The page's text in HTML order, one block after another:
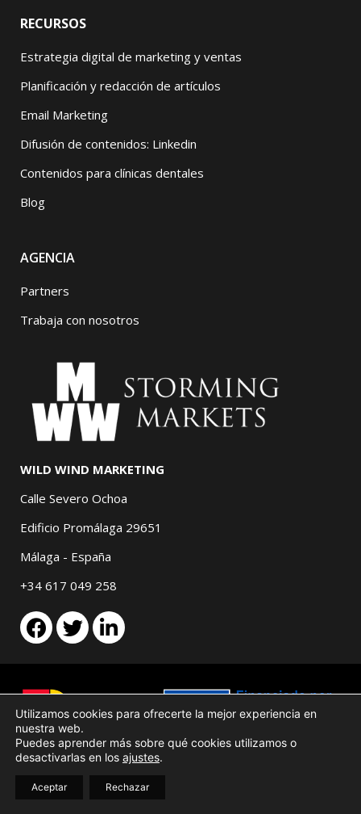
RECURSOS
Estrategia digital de marketing y ventas
Planificación y redacción de artículos
Email Marketing
Difusión de contenidos: Linkedin
Contenidos para clínicas dentales
Blog
AGENCIA
Partners
Trabaja con nosotros
WILD WIND MARKETING
Calle Severo Ochoa
Edificio Promálaga 29651
Málaga - España
+34 617 049 258
Aviso legal Política de cookies
WILD WIND MARKETING 2026
Utilizamos cookies para ofrecerte la mejor experiencia en
nuestra web.
Puedes aprender más sobre qué cookies utilizamos o
desactivarlas en los ajustes.
Aceptar Rechazar